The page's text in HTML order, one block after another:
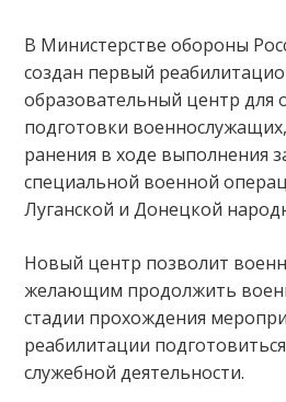
В Министерстве обороны
создан первый
образовательный центр для
подготовки
ранения в ходе выполнения
специальной военной
Луганской и Донецкой
Новый центр позволит
желающим продолжить
стадии прохождения
реабилитации
служебной деятельности.